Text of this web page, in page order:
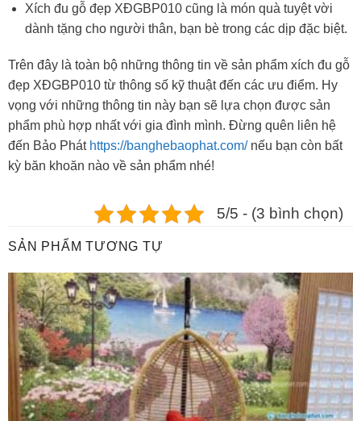
Xích đu gỗ đẹp XĐGBP010 cũng là món quà tuyệt vời
dành tặng cho người thân, bạn bè trong các dịp đặc biệt.
Trên đây là toàn bộ những thông tin về sản phẩm xích đu gỗ
đẹp XĐGBP010 từ thông số kỹ thuật đến các ưu điểm. Hy
vọng với những thông tin này bạn sẽ lựa chọn được sản
phẩm phù hợp nhất với gia đình mình. Đừng quên liên hệ
đến Bảo Phát https://banghebaophat.com/nếu bạn còn bất
kỳ băn khoăn nào về sản phẩm nhé!
5/5 - (3 bình chọn)
SẢN PHẨM TƯƠNG TỰ